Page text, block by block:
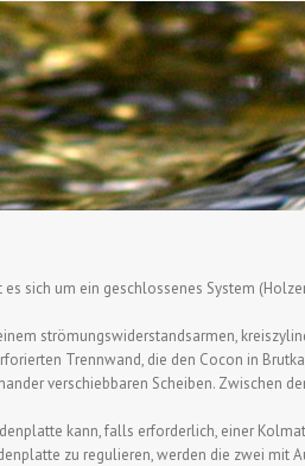
sich um ein geschlossenes System
strömungswiderstandsarmen,
Trennwand, die den Cocon in
verschiebbaren Scheiben. Zwischen
kann, falls erforderlich, einer
zu regulieren, werden die zwei mit